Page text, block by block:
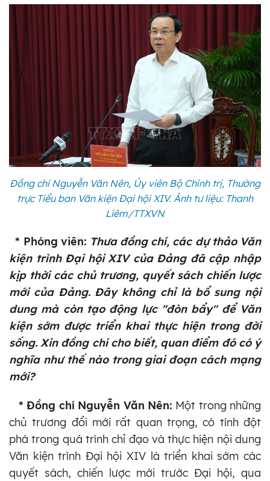
Đồng chí Nguyễn Văn Nên, Ủy viên Bộ Chính trị, Thường
trực Tiểu ban Văn kiện Đại hội XIV. Ảnh tư liệu: Thanh
Liêm/TTXVN
* Phóng viên: Thưa đồng chí, các dự thảo Văn
kiện trình Đại hội XIV của Đảng đã cập nhập
kịp thời các chủ trương, quyết sách chiến lược
mới của Đảng. Đây không chỉ là bổ sung nội
dung mà còn tạo động lực "đòn bẩy" để Văn
kiện sớm được triển khai thực hiện trong đời
sống. Xin đồng chí cho biết, quan điểm đó có ý
nghĩa như thế nào trong giai đoạn cách mạng
mới?
* Đồng chí Nguyễn Văn Nên: Một trong những
chủ trương đổi mới rất quan trọng, có tính đột
phá trong quá trình chỉ đạo và thực hiện nội dung
Văn kiện trình Đại hội XIV là triển khai sớm các
quyết sách, chiến lược mới trước Đại hội, qua